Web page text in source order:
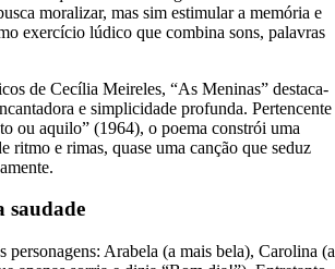
moralizar, mas sim estimular a memória e
exercício lúdico que combina sons, palavras
de Cecília Meireles, “As Meninas” destaca-
e simplicidade profunda. Pertencente
ou aquilo” (1964), o poema constrói uma
ritmo e rimas, quase uma canção que seduz
saudade
personagens: Arabela (a mais bela), Carolina (a